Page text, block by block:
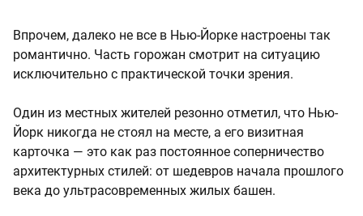
Впрочем, далеко не все в Нью-Йорке настроены так
романтично. Часть горожан смотрит на ситуацию
исключительно с практической точки зрения.
Один из местных жителей резонно отметил, что Нью-
Йорк никогда не стоял на месте, а его визитная
карточка — это как раз постоянное соперничество
архитектурных стилей: от шедевров начала прошлого
века до ультрасовременных жилых башен.